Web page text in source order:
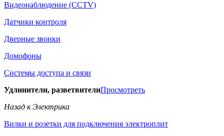
Видеонаблюдение (CCTV)
Датчики контроля
Дверные звонки
Домофоны
Системы доступа и связи
Удлинители, разветвителиПросмотреть
Назад к Электрика
Вилки и розетки для подключения электроплит